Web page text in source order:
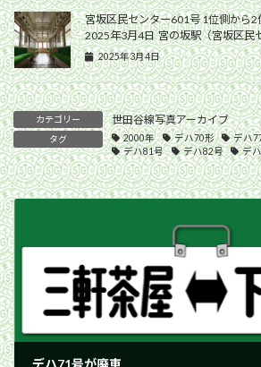
宮坂区民センター601号 1位側から
2025年3月4日 宮の坂駅（宮坂区民
2025年3月4日
カテゴリー 世田谷線写真アーカイブ
タグ 2000年 デハ70形 デハ
デハ81号
デハ82号 デ
デハ71号が廃車